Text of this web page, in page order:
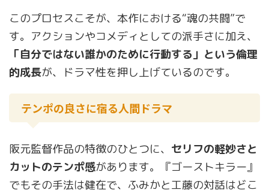
このプロセスこそが、本作における“魂の共闘”で
す。アクションやコメディとしての派手さに加え、
「自分ではない誰かのために行動する」という倫理
的成長が、ドラマ性を押し上げているのです。
テンポの良さに宿る人間ドラマ
阪元監督作品の特徴のひとつに、 セリフの軽妙さと
カットのテンポ感があります。『ゴーストキラー』
でもその手法は健在で、ふみかと工藤の対話はどこ